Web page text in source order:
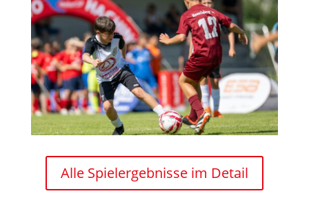
Alle Spielergebnisse im Detail